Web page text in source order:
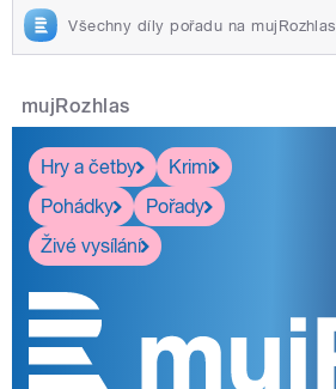
Všechny díly pořadu na mujRozhlas
mujRozhlas
Hry a četby
Krimi
Pohádky
Pořady
Živé vysílání